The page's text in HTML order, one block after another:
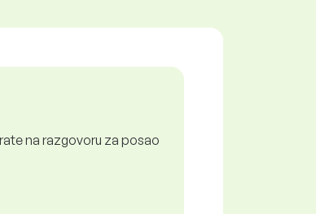
na razgovoru za posao